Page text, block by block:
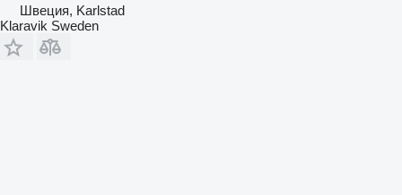
Швеция, Karlstad
Klaravik Sweden